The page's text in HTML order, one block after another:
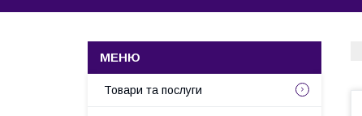
Товари та послуги